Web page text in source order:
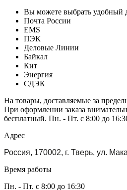
Вы можете выбрать удобный
Почта России
EMS
ПЭК
Деловые Линии
Байкал
Кит
Энергия
СДЭК
На товары, доставляемые за
При оформлении заказа
бесплатный. Пн. - Пт. с 8:00 до
Адрес
Россия, 170002, г. Тверь, ул.
Время работы
Пн. - Пт. с 8:00 до 16:30